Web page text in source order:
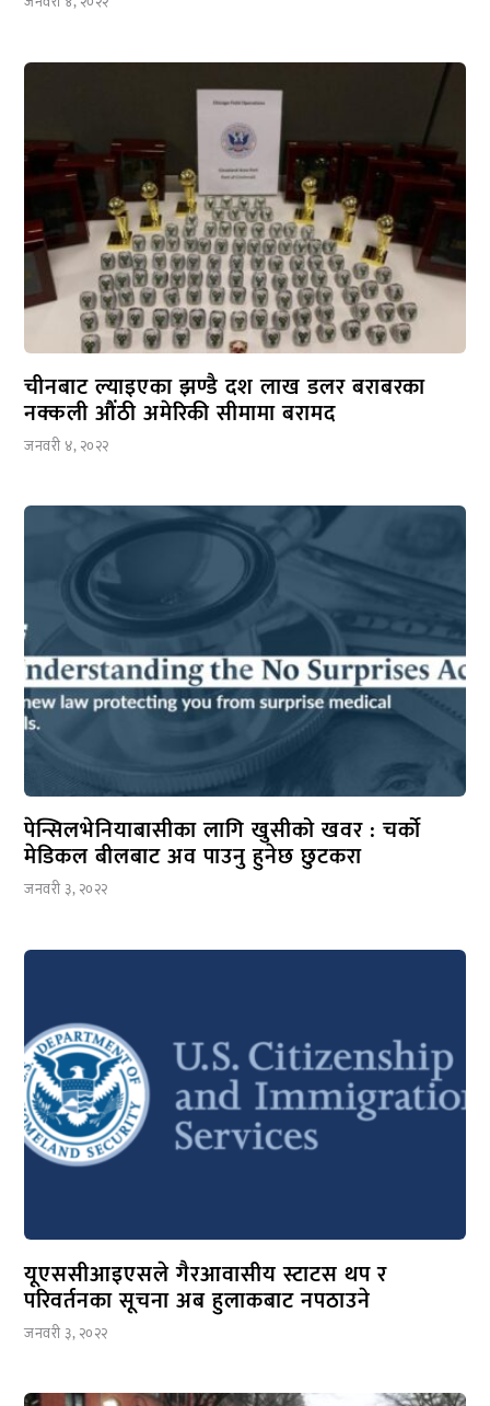
जनवरी ४, २०२२
चीनबाट ल्याइएका झण्डै दश लाख डलर बराबरका
नक्कली औंठी अमेरिकी सीमामा बरामद
जनवरी ३, २०२२
पेन्सिलभेनियाबासीका लागि खुसीको खवर : चर्को
मेडिकल बीलबाट अव पाउनु हुनेछ छुटकरा
जनवरी ३, २०२२
यूएससीआइएसले गैरआवासीय स्टाटस थप र
परिवर्तनका सूचना अब हुलाकबाट नपठाउने